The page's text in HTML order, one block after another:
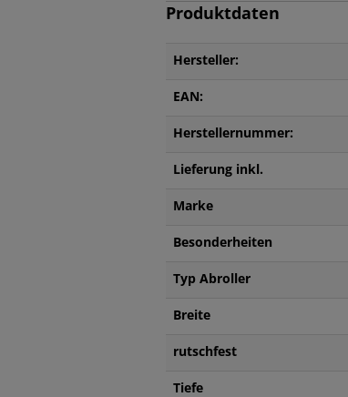
Produktdaten
Hersteller:
EAN:
Herstellernummer:
Lieferung inkl.
Marke
Besonderheiten
Typ Abroller
Breite
rutschfest
Tiefe